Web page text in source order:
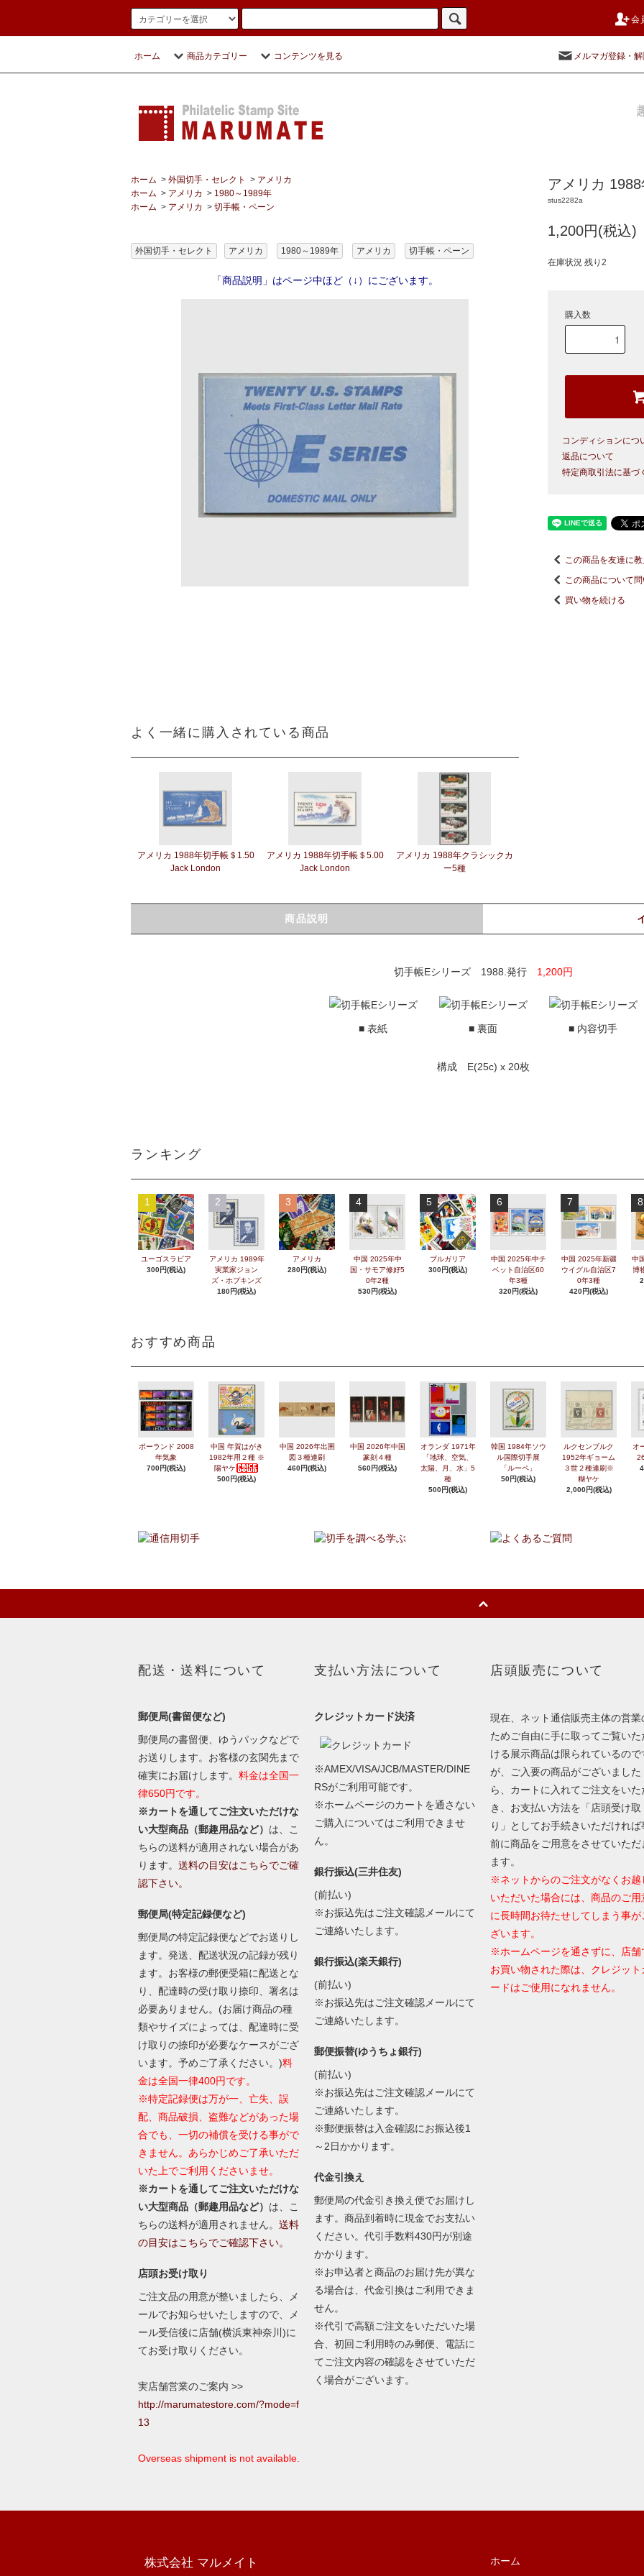
会
ホーム 商品カテゴリー コンテンツを見る メルマガ登録・
ホーム > 外国切手・セレクト > アメリカ
ホーム > アメリカ > 1980～1989年
ホーム > アメリカ > 切手帳・ペーン
外国切手・セレクト アメリカ 1980～1989年 アメリカ 切手帳・ペーン
「商品説明」はページ中ほど（↓）にございます。
よく一緒に購入されている商品
アメリカ 1988年切手帳＄1.50
Jack London
アメリカ 1988年切手帳＄5.00
Jack London
アメリカ 1988年クラシックカ
ー5種
アメリカ
stus2282a
1,200円(税込)
在庫状況 残り2
購入数
コンディションにつ
返品について
特定商取引法に基づ
この商品を友達に
この商品について
買い物を続ける
商品説明
切手帳Eシリーズ 1988.発行 1,200円
■ 表紙 ■ 裏面 ■ 内容切手
構成 E(25c) x 20枚
ランキング
1
ユーゴスラビア
300円(税込)
2
アメリカ 1989年
実業家ジョン
ズ・ホプキンズ
180円(税込)
3
アメリカ
280円(税込)
4
中国 2025年中
国・サモア修好5
0年2種
530円(税込)
5
ブルガリア
300円(税込)
6
中国 2025年中チ
ベット自治区60
年3種
320円(税込)
7
中国 2025年新疆
ウイグル自治区7
0年3種
420円(税込)
8
中
博
おすすめ商品
ポーランド 2008
年気象
700円(税込)
中国 年賀はがき
1982年用２種 ※
陽ヤケ
500円(税込)
中国 2026年出圉
図３種連刷
460円(税込)
中国 2026年中国
篆刻４種
560円(税込)
オランダ 1971年
「地球、空気、
太陽、月、水」5
種
500円(税込)
韓国 1984年ソウ
ル国際切手展
「ルーペ」
50円(税込)
ルクセンブルク
1952年ギョーム
３世２種連刷※
糊ヤケ
2,000円(税込)
オ
配送・送料について
郵便局(書留便など)
郵便局の書留便、ゆうパックなどで
お送りします。お客様の玄関先まで
確実にお届けします。 料金は全国一
律650円です。
※カートを通してご注文いただけな
い大型商品（郵趣用品など） は、こ
ちらの送料が適用されない場合があ
ります。 送料の目安はこちらでご確
認下さい。
郵便局(特定記録便など)
郵便局の特定記録便などでお送りし
ます。発送、配送状況の記録が残り
ます。お客様の郵便受箱に配送とな
り、配達時の受け取り捺印、署名は
必要ありません。(お届け商品の種
類やサイズによっては、配達時に受
け取りの捺印が必要なケースがござ
います。予めご了承ください。)料
金は全国一律400円です。
※特定記録便は万が一、亡失、誤
配、商品破損、盗難などがあった場
合でも、一切の補償を受ける事がで
きません。あらかじめご了承いただ
いた上でご利用くださいませ。
※カートを通してご注文いただけな
い大型商品（郵趣用品など） は、こ
ちらの送料が適用されません。 送料
の目安はこちらでご確認下さい。
店頭お受け取り
ご注文品の用意が整いましたら、メ
ールでお知らせいたしますので、メ
ール受信後に店舗(横浜東神奈川)に
てお受け取りください。
実店舗営業のご案内 >>
http://marumatestore.com/?mode=f
13
Overseas shipment is not available.
支払い方法について
クレジットカード決済
※AMEX/VISA/JCB/MASTER/DINE
RSがご利用可能です。
※ホームページのカートを通さない
ご購入についてはご利用できませ
ん。
銀行振込(三井住友)
(前払い)
※お振込先はご注文確認メールにて
ご連絡いたします。
銀行振込(楽天銀行)
(前払い)
※お振込先はご注文確認メールにて
ご連絡いたします。
郵便振替(ゆうちょ銀行)
(前払い)
※お振込先はご注文確認メールにて
ご連絡いたします。
※郵便振替は入金確認にお振込後1
～2日かかります。
代金引換え
郵便局の代金引き換え便でお届けし
ます。商品到着時に現金でお支払い
ください。代引手数料430円が別途
かかります。
※お申込者と商品のお届け先が異な
る場合は、代金引換はご利用できま
せん。
※代引で高額ご注文をいただいた場
合、初回ご利用時のみ郵便、電話に
てご注文内容の確認をさせていただ
く場合がございます。
店頭販売について
現在、ネット通信販売主体の営業
ためご自由に手に取ってご覧いた
ける展示商品は限られているので
が、ご入要の商品がございました
ら、カートに入れてご注文をいた
き、お支払い方法を「店頭受け取
り」としてお手続きいただければ
前に商品をご用意をさせていただ
ます。
※ネットからのご注文がなくお越
いただいた場合には、商品のご用
に長時間お待たせしてしまう事が
ざいます。
※ホームページを通さずに、店舗
お買い物された際は、クレジット
ードはご使用になれません。
株式会社 マルメイト ホーム